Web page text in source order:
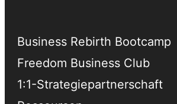
Business Rebirth Bootcamp
Freedom Business Club
1:1-Strategiepartnerschaft